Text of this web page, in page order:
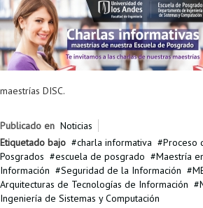
maestrías DISC.
Publicado en Noticias
Etiquetado bajo
charla informativa Proceso
Posgrados
escuela de posgrado
Maestría
Información
Seguridad de la Información
Arquitecturas de Tecnologías de Información
Ingeniería de Sistemas y Computación